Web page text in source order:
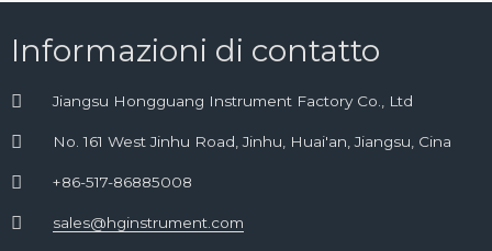
Informazioni di contatto
Jiangsu Hongguang Instrument Factory Co., Ltd
No. 161 West Jinhu Road, Jinhu, Huai'an, Jiangsu, Cina
+86-517-86885008
sales@hginstrument.com